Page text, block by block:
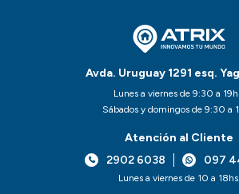
Avda. Uruguay 1291 esq.
Lunes a viernes de 9:30 a
Sábados y domingos de 9:30 a
Atención al Cliente
2902 6038
097
Lunes a viernes de 10 a 18hs.